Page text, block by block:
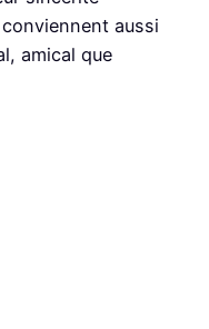
aussi
amical que